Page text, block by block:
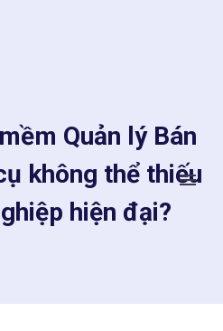
Quản lý Bán
không thể thiếu
hiện đại?